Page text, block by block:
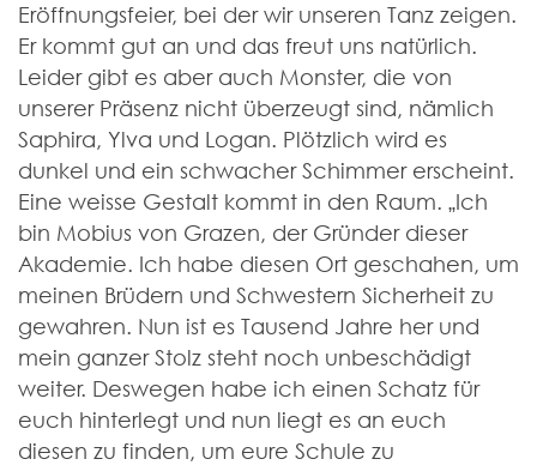
Eröffnungsfeier, bei der wir unseren Tanz zeigen.
Er kommt gut an und das freut uns natürlich.
Leider gibt es aber auch Monster, die von
unserer Präsenz nicht überzeugt sind, nämlich
Saphira, Ylva und Logan. Plötzlich wird es
dunkel und ein schwacher Schimmer erscheint.
Eine weisse Gestalt kommt in den Raum. „Ich
bin Mobius von Grazen, der Gründer dieser
Akademie. Ich habe diesen Ort geschahen, um
meinen Brüdern und Schwestern Sicherheit zu
gewahren. Nun ist es Tausend Jahre her und
mein ganzer Stolz steht noch unbeschädigt
weiter. Deswegen habe ich einen Schatz für
euch hinterlegt und nun liegt es an euch
diesen zu finden, um eure Schule zu